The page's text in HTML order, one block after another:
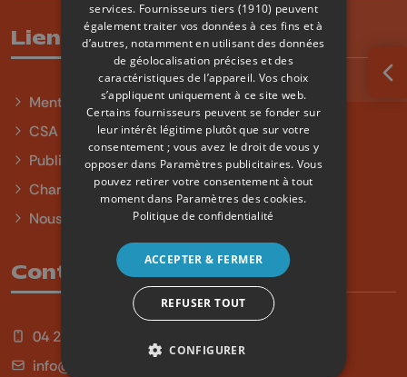
Liens utiles
Mentions légales
CSA
Publicité
Charte sur l'égalité et la diversité
Nous contacter
Contact
04 254 99 99
info@qu4tre.be
services. Fournisseurs tiers (1910) peuvent
également traiter vos données à ces fins et à
d’autres, notamment en utilisant des données
de géolocalisation précises et des
caractéristiques de l’appareil. Vos choix
s’appliquent uniquement à ce site web.
Certains fournisseurs peuvent se fonder sur
leur intérêt légitime plutôt que sur votre
consentement ; vous avez le droit de vous y
opposer dans Paramètres publicitaires. Vous
pouvez retirer votre consentement à tout
moment dans Paramètres des cookies.
Politique de confidentialité
ACCEPTER & FERMER
REFUSER TOUT
CONFIGURER